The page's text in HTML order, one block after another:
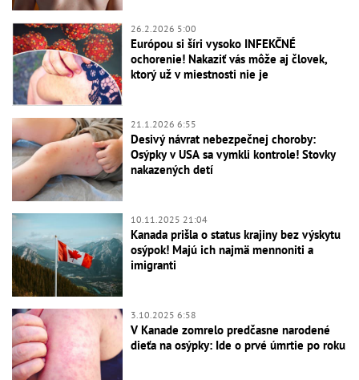
26.2.2026 5:00
Európou si šíri vysoko INFEKČNÉ
ochorenie! Nakaziť vás môže aj človek,
ktorý už v miestnosti nie je
21.1.2026 6:55
Desivý návrat nebezpečnej choroby:
Osýpky v USA sa vymkli kontrole! Stovky
nakazených detí
10.11.2025 21:04
Kanada prišla o status krajiny bez výskytu
osýpok! Majú ich najmä mennoniti a
imigranti
3.10.2025 6:58
V Kanade zomrelo predčasne narodené
dieťa na osýpky: Ide o prvé úmrtie po roku